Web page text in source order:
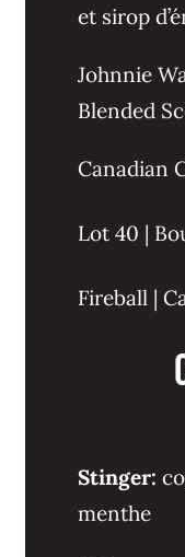
et sirop
Johnnie
Blended
Canadian
Lot 40 |
Fireball |
Stinger:
menthe